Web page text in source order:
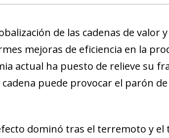
de las cadenas de valor
mejoras de eficiencia en la
actual ha puesto de relieve su
puede provocar el parón
dominó tras el terremoto y el